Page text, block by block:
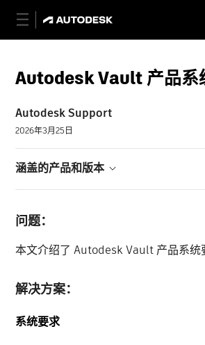
Autodesk Vault 产品系
Autodesk Support
2026年3月25日
涵盖的产品和版本
问题：
本文介绍了 Autodesk Vault 产品系统
解决方案：
系统要求